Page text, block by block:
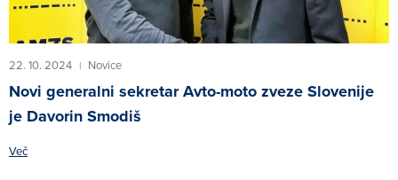
22. 10. 2024 | Novice
Novi generalni sekretar Avto-moto zveze Slovenije
je Davorin Smodiš
Več